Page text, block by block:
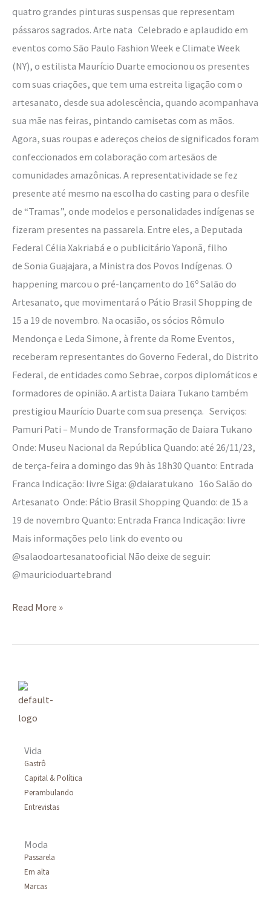
quatro grandes pinturas suspensas que representam
pássaros sagrados. Arte nata Celebrado e aplaudido em
eventos como São Paulo Fashion Week e Climate Week
(NY), o estilista Maurício Duarte emocionou os presentes
com suas criações, que tem uma estreita ligação com o
artesanato, desde sua adolescência, quando acompanhava
sua mãe nas feiras, pintando camisetas com as mãos.
Agora, suas roupas e adereços cheios de significados foram
confeccionados em colaboração com artesãos de
comunidades amazônicas. A representatividade se fez
presente até mesmo na escolha do casting para o desfile
de “Tramas”, onde modelos e personalidades indígenas se
fizeram presentes na passarela. Entre eles, a Deputada
Federal Célia Xakriabá e o publicitário Yaponã, filho
de Sonia Guajajara, a Ministra dos Povos Indígenas. O
happening marcou o pré-lançamento do 16º Salão do
Artesanato, que movimentará o Pátio Brasil Shopping de
15 a 19 de novembro. Na ocasião, os sócios Rômulo
Mendonça e Leda Simone, à frente da Rome Eventos,
receberam representantes do Governo Federal, do Distrito
Federal, de entidades como Sebrae, corpos diplomáticos e
formadores de opinião. A artista Daiara Tukano também
prestigiou Maurício Duarte com sua presença. Serviços:
Pamuri Pati – Mundo de Transformação de Daiara Tukano
Onde: Museu Nacional da República Quando: até 26/11/23,
de terça-feira a domingo das 9h às 18h30 Quanto: Entrada
Franca Indicação: livre Siga: @daiaratukano 16o Salão do
Artesanato Onde: Pátio Brasil Shopping Quando: de 15 a
19 de novembro Quanto: Entrada Franca Indicação: livre
Mais informações pelo link do evento ou
@salaodoartesanatooficial Não deixe de seguir:
@mauricioduartebrand
Read More »
Vida
Gastrô
Capital & Política
Perambulando
Entrevistas
Moda
Passarela
Em alta
Marcas